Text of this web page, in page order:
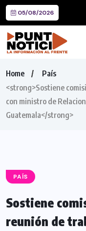
05/08/2026
Home
País
<strong>Sostiene
con ministro de
Guatemala</strong>
PAÍS
Sostiene
reunión de